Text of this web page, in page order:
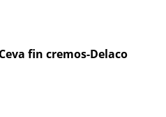
fin cremos-Delaco